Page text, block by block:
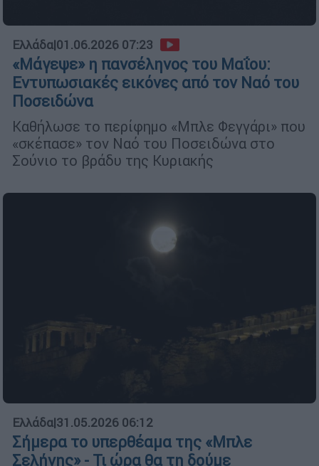
Ελλάδα|01.06.2026 07:23
«Μάγεψε» η πανσέληνος του Μαΐου:
Εντυπωσιακές εικόνες από τον Ναό του
Ποσειδώνα
Καθήλωσε το περίφημο «Μπλε Φεγγάρι» που
«σκέπασε» τον Ναό του Ποσειδώνα στο
Σούνιο το βράδυ της Κυριακής
Ελλάδα|31.05.2026 06:12
Σήμερα το υπερθέαμα της «Μπλε
Σελήνης» - Τι ώρα θα τη δούμε